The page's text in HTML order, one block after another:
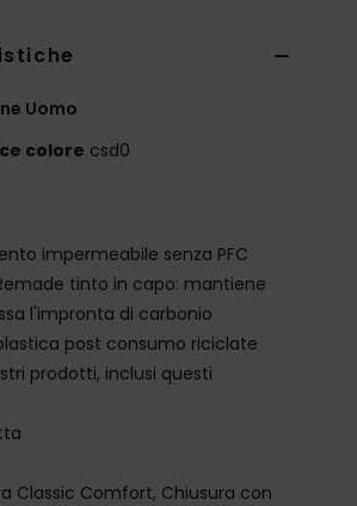
Uomo
colore csd0
impermeabile senza PFC
tinto in capo: mantiene
l'impronta di carbonio
post consumo riciclate
prodotti, inclusi questi
Classic Comfort, Chiusura con